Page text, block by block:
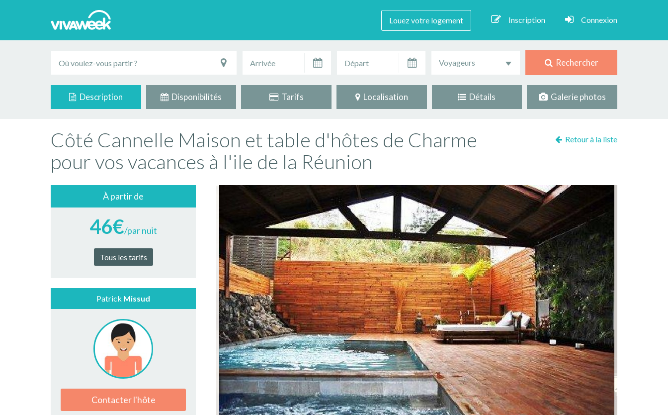
Louez votre logement Inscription Connexion
Voyageurs Rechercher
Description Disponibilités Tarifs Localisation Détails Galerie photos
Côté Cannelle Maison et table d'hôtes de Charme
pour vos vacances à l'ile de la Réunion
Retour à la liste
À partir de
46€/par nuit
Tous les tarifs
Patrick Missud
Contacter l'hôte